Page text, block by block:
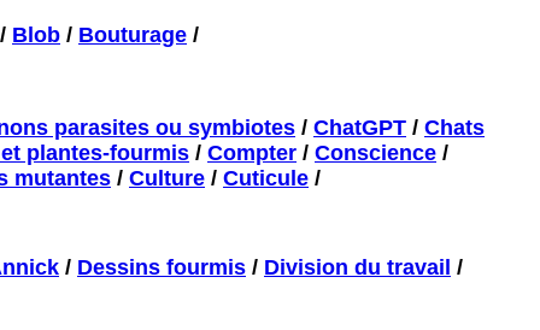
Blob / Bouturage /
parasites ou symbiotes / ChatGPT / Chats
plantes-fourmis / Compter / Conscience /
mutantes / Culture / Cuticule /
/ Dessins fourmis / Division du travail /